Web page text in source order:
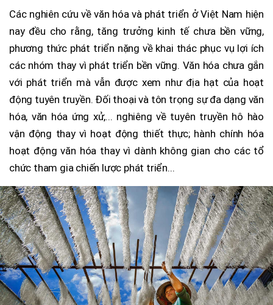
Các nghiên cứu về văn hóa và phát triển ở Việt Nam hiện
nay đều cho rằng, tăng trưởng kinh tế chưa bền vững,
phương thức phát triển nặng về khai thác phục vụ lợi ích
các nhóm thay vì phát triển bền vững. Văn hóa chưa gắn
với phát triển mà vẫn được xem như địa hạt của hoạt
động tuyên truyền. Đối thoại và tôn trọng sự đa dạng văn
hóa, văn hóa ứng xử,... nghiêng về tuyên truyền hô hào
vận động thay vì hoạt động thiết thực; hành chính hóa
hoạt động văn hóa thay vì dành không gian cho các tổ
chức tham gia chiến lược phát triển...